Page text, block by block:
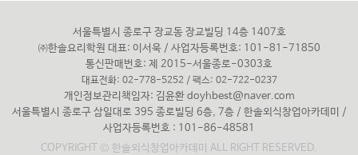
서울특별시 종로구 장교동 장교빌딩 14층 1407호
㈜한솔요리학원 대표: 이서욱 / 사업자등록번호: 101-81-71850
통신판매번호: 제 2015-서울종로-0303호
대표전화: 02-778-5252 / 팩스: 02-722-0237
개인정보관리책임자: 김윤환 doyhbest@naver.com
서울특별시 종로구 삼일대로 395 종로빌딩 6층, 7층 / 한솔외식창업아카데미 /
사업자등록번호 : 101-86-48581
COPYRIGHT © 한솔외식창업아카데미 ALL RIGHT RESERVED.